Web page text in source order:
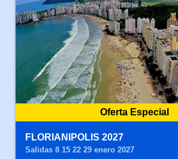
Oferta Especial
FLORIANIPOLIS 2027
Salidas 8 15 22 29 enero 2027